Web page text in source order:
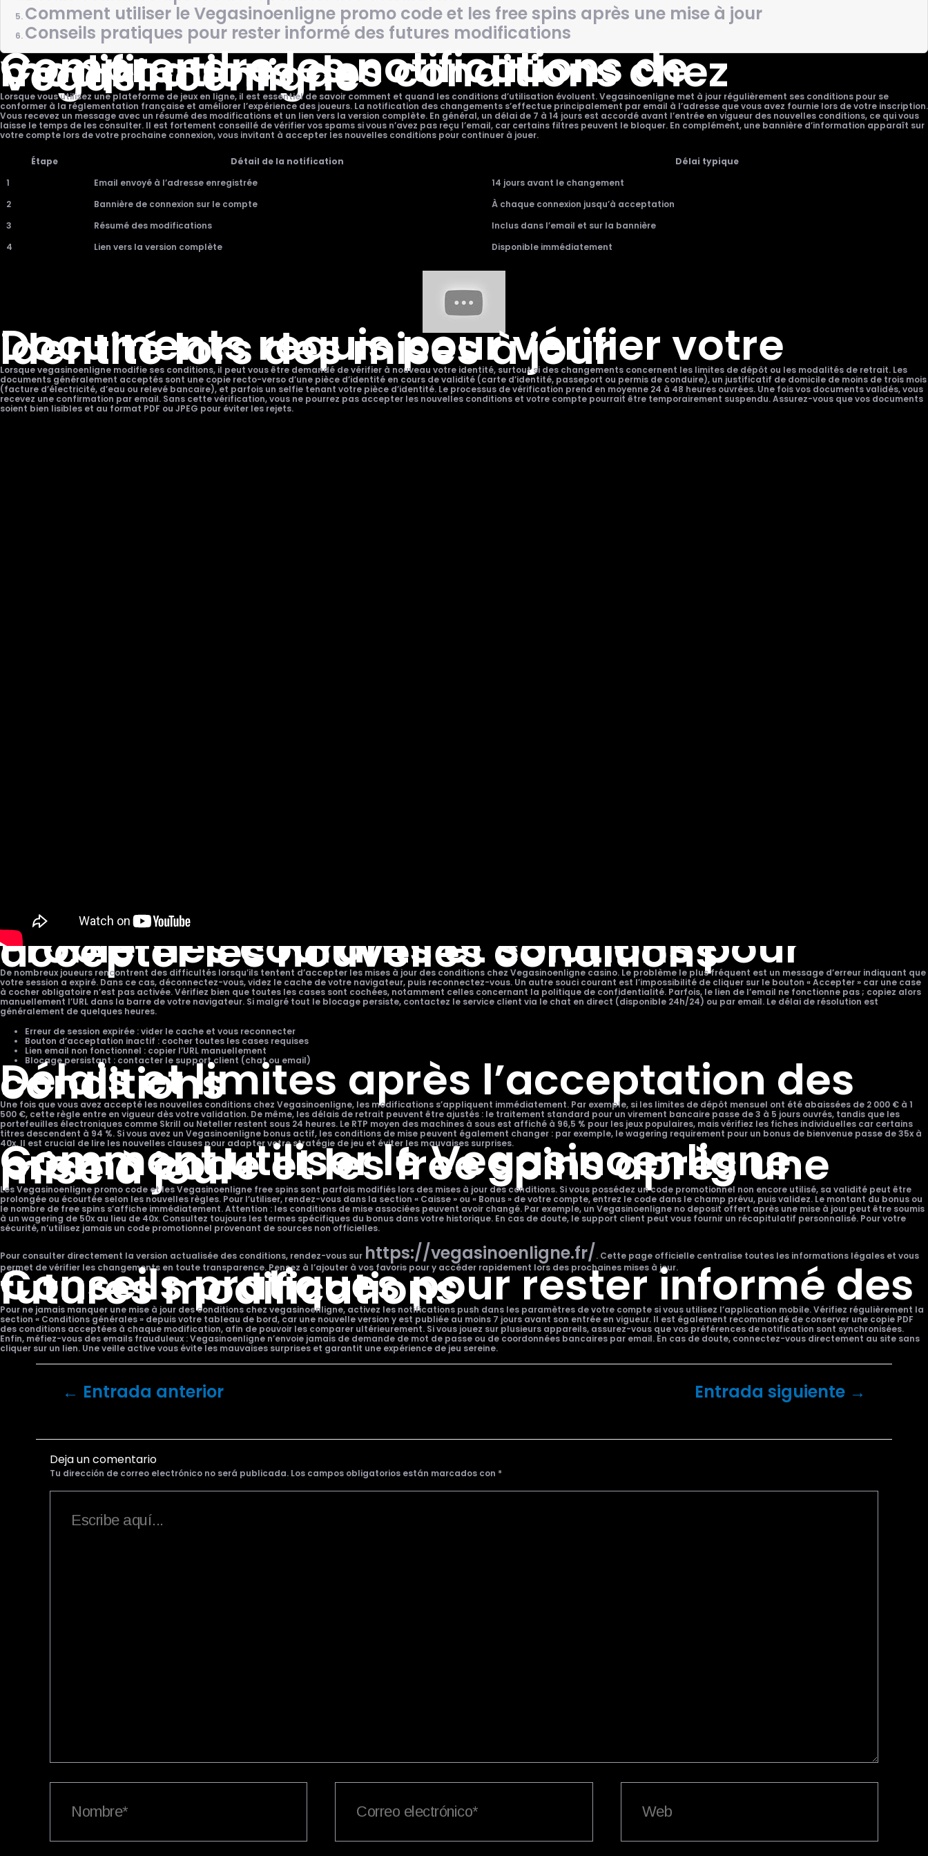
Comment utiliser le Vegasinoenligne promo code et les free spins après une mise à jour
Conseils pratiques pour rester informé des futures modifications
Comprendre les notifications de
modifications des conditions chez
Vegasinoenligne
Lorsque vous utilisez une plateforme de jeux en ligne, il est essentiel de savoir comment et quand les conditions d’utilisation évoluent. Vegasinoenligne met à jour régulièrement ses conditions pour se
conformer à la réglementation française et améliorer l’expérience des joueurs. La notification des changements s’effectue principalement par email à l’adresse que vous avez fournie lors de votre inscription.
Vous recevez un message avec un résumé des modifications et un lien vers la version complète. En général, un délai de 7 à 14 jours est accordé avant l’entrée en vigueur des nouvelles conditions, ce qui vous
laisse le temps de les consulter. Il est fortement conseillé de vérifier vos spams si vous n’avez pas reçu l’email, car certains filtres peuvent le bloquer. En complément, une bannière d’information apparaît sur
votre compte lors de votre prochaine connexion, vous invitant à accepter les nouvelles conditions pour continuer à jouer.
Étape Détail de la notification
Délai typique
1
Email envoyé à l’adresse enregistrée
14 jours avant le changement
2
Bannière de connexion sur le compte
À chaque connexion jusqu’à acceptation
3
Résumé des modifications
Inclus dans l’email et sur la bannière
4
Lien vers la version complète Disponible immédiatement
Documents requis pour vérifier votre
identité lors des mises à jour
Lorsque vegasinoenligne modifie ses conditions, il peut vous être demandé de vérifier à nouveau votre identité, surtout si des changements concernent les limites de dépôt ou les modalités de retrait. Les
documents généralement acceptés sont une copie recto-verso d’une pièce d’identité en cours de validité (carte d’identité, passeport ou permis de conduire), un justificatif de domicile de moins de trois mois
(facture d’électricité, d’eau ou relevé bancaire), et parfois un selfie tenant votre pièce d’identité. Le processus de vérification prend en moyenne 24 à 48 heures ouvrées. Une fois vos documents validés, vous
recevez une confirmation par email. Sans cette vérification, vous ne pourrez pas accepter les nouvelles conditions et votre compte pourrait être temporairement suspendu. Assurez-vous que vos documents
soient bien lisibles et au format PDF ou JPEG pour éviter les rejets.
Problèmes courants et solutions pour
accepter les nouvelles conditions
De nombreux joueurs rencontrent des difficultés lorsqu’ils tentent d’accepter les mises à jour des conditions chez Vegasinoenligne casino. Le problème le plus fréquent est un message d’erreur indiquant que
votre session a expiré. Dans ce cas, déconnectez-vous, videz le cache de votre navigateur, puis reconnectez-vous. Un autre souci courant est l’impossibilité de cliquer sur le bouton « Accepter » car une case
à cocher obligatoire n’est pas activée. Vérifiez bien que toutes les cases sont cochées, notamment celles concernant la politique de confidentialité. Parfois, le lien de l’email ne fonctionne pas ; copiez alors
manuellement l’URL dans la barre de votre navigateur. Si malgré tout le blocage persiste, contactez le service client via le chat en direct (disponible 24h/24) ou par email. Le délai de résolution est
généralement de quelques heures.
Erreur de session expirée : vider le cache et vous reconnecter
Bouton d’acceptation inactif : cocher toutes les cases requises
Lien email non fonctionnel : copier l’URL manuellement
Blocage persistant : contacter le support client (chat ou email)
Délais et limites après l’acceptation des
conditions
Une fois que vous avez accepté les nouvelles conditions chez Vegasinoenligne, les modifications s’appliquent immédiatement. Par exemple, si les limites de dépôt mensuel ont été abaissées de 2 000 € à 1
500 €, cette règle entre en vigueur dès votre validation. De même, les délais de retrait peuvent être ajustés : le traitement standard pour un virement bancaire passe de 3 à 5 jours ouvrés, tandis que les
portefeuilles électroniques comme Skrill ou Neteller restent sous 24 heures. Le RTP moyen des machines à sous est affiché à 96,5 % pour les jeux populaires, mais vérifiez les fiches individuelles car certains
titres descendent à 94 %. Si vous avez un Vegasinoenligne bonus actif, les conditions de mise peuvent également changer : par exemple, le wagering requirement pour un bonus de bienvenue passe de 35x à
40x. Il est crucial de lire les nouvelles clauses pour adapter votre stratégie de jeu et éviter les mauvaises surprises.
Comment utiliser le Vegasinoenligne
promo code et les free spins après une
mise à jour
Les Vegasinoenligne promo code et les Vegasinoenligne free spins sont parfois modifiés lors des mises à jour des conditions. Si vous possédez un code promotionnel non encore utilisé, sa validité peut être
prolongée ou écourtée selon les nouvelles règles. Pour l’utiliser, rendez-vous dans la section « Caisse » ou « Bonus » de votre compte, entrez le code dans le champ prévu, puis validez. Le montant du bonus ou
le nombre de free spins s’affiche immédiatement. Attention : les conditions de mise associées peuvent avoir changé. Par exemple, un Vegasinoenligne no deposit offert après une mise à jour peut être soumis
à un wagering de 50x au lieu de 40x. Consultez toujours les termes spécifiques du bonus dans votre historique. En cas de doute, le support client peut vous fournir un récapitulatif personnalisé. Pour votre
sécurité, n’utilisez jamais un code promotionnel provenant de sources non officielles.
Pour consulter directement la version actualisée des conditions, rendez-vous sur https://vegasinoenligne.fr/. Cette page officielle centralise toutes les informations légales et vous
permet de vérifier les changements en toute transparence. Pensez à l’ajouter à vos favoris pour y accéder rapidement lors des prochaines mises à jour.
Conseils pratiques pour rester informé des
futures modifications
Pour ne jamais manquer une mise à jour des conditions chez vegasinoenligne, activez les notifications push dans les paramètres de votre compte si vous utilisez l’application mobile. Vérifiez régulièrement la
section « Conditions générales » depuis votre tableau de bord, car une nouvelle version y est publiée au moins 7 jours avant son entrée en vigueur. Il est également recommandé de conserver une copie PDF
des conditions acceptées à chaque modification, afin de pouvoir les comparer ultérieurement. Si vous jouez sur plusieurs appareils, assurez-vous que vos préférences de notification sont synchronisées.
Enfin, méfiez-vous des emails frauduleux : Vegasinoenligne n’envoie jamais de demande de mot de passe ou de coordonnées bancaires par email. En cas de doute, connectez-vous directement au site sans
cliquer sur un lien. Une veille active vous évite les mauvaises surprises et garantit une expérience de jeu sereine.
← Entrada anterior Entrada siguiente →
Deja un comentario
Tu dirección de correo electrónico no será publicada. Los campos obligatorios están marcados con *